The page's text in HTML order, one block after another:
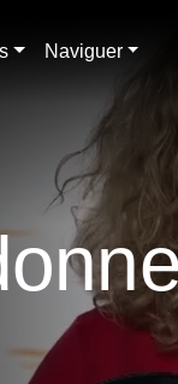
Naviguer